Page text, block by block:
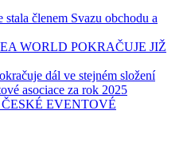
stala členem Svazu obchodu a
WORLD POKRAČUJE JIŽ
dál ve stejném složení
asociace za rok 2025
EVENTOVÉ